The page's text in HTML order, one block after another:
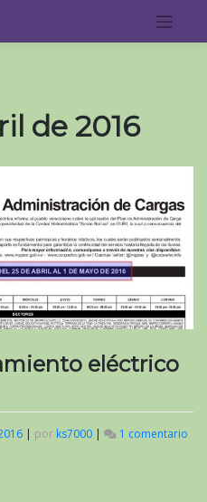
de 2016
eléctrico
| por ks7000 | 1 comentario